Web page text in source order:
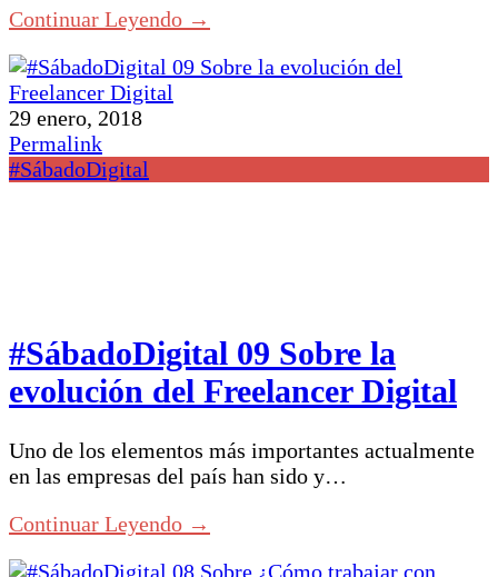
Continuar Leyendo →
29 enero, 2018
Permalink
#SábadoDigital
#SábadoDigital 09 Sobre la
evolución del Freelancer Digital
Uno de los elementos más importantes actualmente
en las empresas del país han sido y…
Continuar Leyendo →